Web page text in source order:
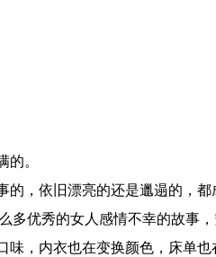
。
，依旧漂亮的还是邋遢的，
优秀的女人感情不幸的故事
，内衣也在变换颜色，床单